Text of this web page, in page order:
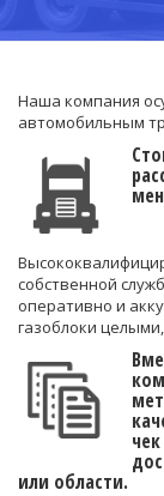
Наша компания
автомобильным
собственной
оперативно и
газоблоки
или области.